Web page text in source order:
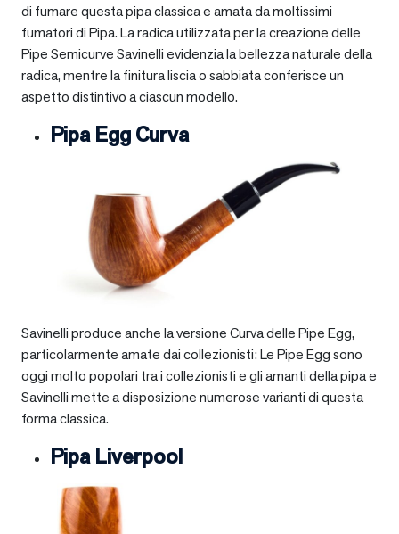
di fumare questa pipa classica e amata da moltissimi
fumatori di Pipa. La radica utilizzata per la creazione delle
Pipe Semicurve Savinelli evidenzia la bellezza naturale della
radica, mentre la finitura liscia o sabbiata conferisce un
aspetto distintivo a ciascun modello.
Pipa Egg Curva
Savinelli produce anche la versione Curva delle Pipe Egg,
particolarmente amate dai collezionisti: Le Pipe Egg sono
oggi molto popolari tra i collezionisti e gli amanti della pipa e
Savinelli mette a disposizione numerose varianti di questa
forma classica.
Pipa Liverpool